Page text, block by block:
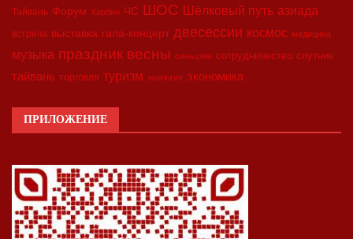
Тайвань Форум Харбин ЧС ШОС Шёлковый путь азиада
встреча выставка гала-концерт двесессии космос медицина
музыка праздник весны синьцзян сотрудничество спутник
тайвань торговля туризм экология экономика
ПРИЛОЖЕНИЕ